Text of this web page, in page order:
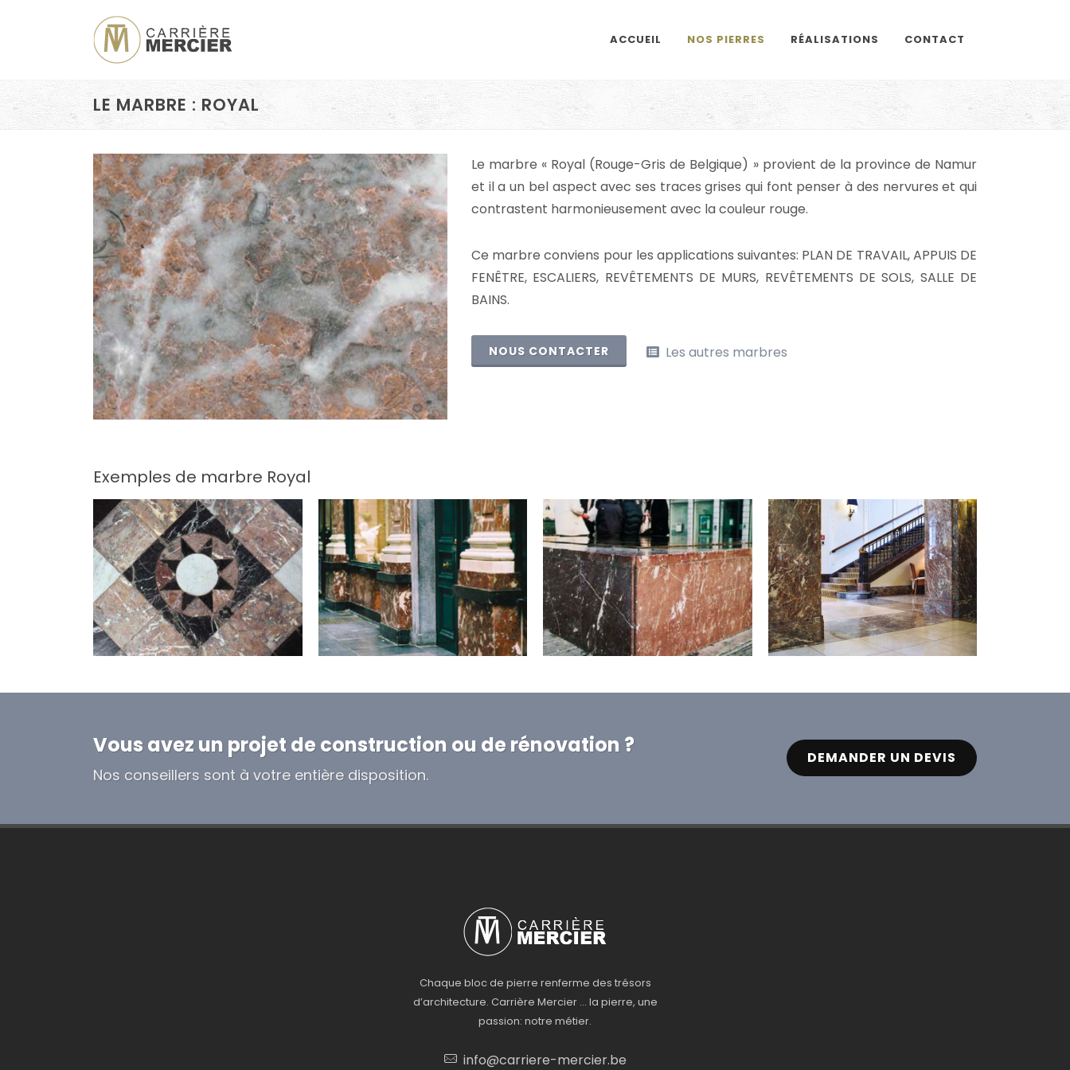
ACCUEIL NOS PIERRES RÉALISATIONS CONTACT
LE MARBRE : ROYAL
Le marbre « Royal (Rouge-Gris de Belgique) » provient de la province de Namur
et il a un bel aspect avec ses traces grises qui font penser à des nervures et qui
contrastent harmonieusement avec la couleur rouge.
Ce marbre conviens pour les applications suivantes: PLAN DE TRAVAIL, APPUIS DE
FENÊTRE, ESCALIERS, REVÊTEMENTS DE MURS, REVÊTEMENTS DE SOLS, SALLE DE
BAINS.
NOUS CONTACTER Les autres marbres
Exemples de marbre Royal
Vous avez un projet de construction ou de rénovation ?
Nos conseillers sont à votre entière disposition.
DEMANDER UN DEVIS
Chaque bloc de pierre renferme des trésors
d’architecture. Carrière Mercier … la pierre, une
passion: notre métier.
info@carriere-mercier.be